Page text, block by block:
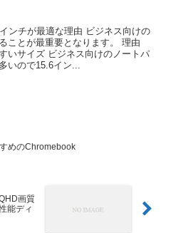
ンチが最適な理由 ビジネス向けの
ことが最重要となります。 理由
いサイズ ビジネス向けのノートパ
いので15.6イン...
めのChromebook
画質
能ディ